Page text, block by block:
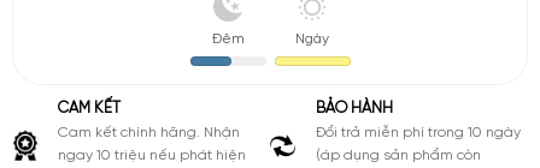
Đêm Ngày
CAM KẾT
Cam kết chính hãng. Nhận
ngay 10 triệu nếu phát hiện
BẢO HÀNH
Đổi trả miễn phí trong 10 ngày
(áp dụng sản phẩm còn